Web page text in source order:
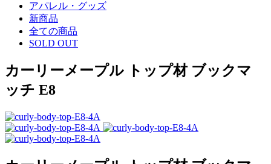
アパレル・グッズ
新商品
全ての商品
SOLD OUT
カーリーメープル トップ材 ブックマ
ッチ E8